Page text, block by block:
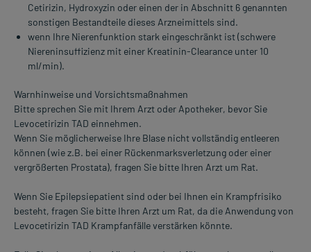
Cetirizin, Hydroxyzin oder einen der in Abschnitt 6 genannten
sonstigen Bestandteile dieses Arzneimittels sind.
wenn Ihre Nierenfunktion stark eingeschränkt ist (schwere
Niereninsuffizienz mit einer Kreatinin-Clearance unter 10
ml/min).
Warnhinweise und Vorsichtsmaßnahmen
Bitte sprechen Sie mit Ihrem Arzt oder Apotheker, bevor Sie
Levocetirizin TAD einnehmen.
Wenn Sie möglicherweise Ihre Blase nicht vollständig entleeren
können (wie z.B. bei einer Rückenmarksverletzung oder einer
vergrößerten Prostata), fragen Sie bitte Ihren Arzt um Rat.
Wenn Sie Epilepsiepatient sind oder bei Ihnen ein Krampfrisiko
besteht, fragen Sie bitte Ihren Arzt um Rat, da die Anwendung von
Levocetirizin TAD Krampfanfälle verstärken könnte.